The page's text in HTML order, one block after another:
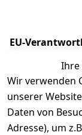
EU-
Ihre
Wir verwenden
unserer
Daten von
Adresse), um